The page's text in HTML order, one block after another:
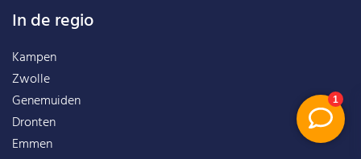
In de regio
Kampen
Zwolle
Genemuiden
Dronten
Emmen